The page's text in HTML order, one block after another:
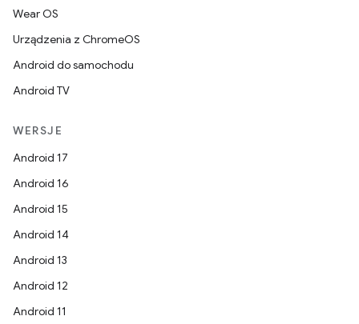
Wear OS
Urządzenia z ChromeOS
Android do samochodu
Android TV
WERSJE
Android 17
Android 16
Android 15
Android 14
Android 13
Android 12
Android 11